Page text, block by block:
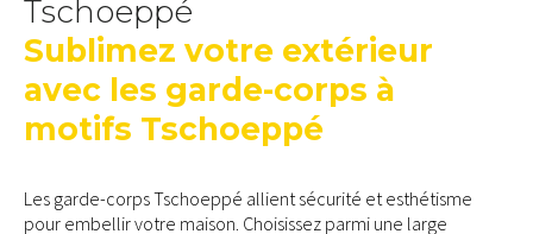
Tschoeppé
Sublimez votre extérieur
avec les garde-corps à
motifs Tschoeppé
Les garde-corps Tschoeppé allient sécurité et esthétisme
pour embellir votre maison. Choisissez parmi une large